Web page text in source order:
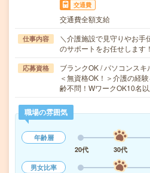
交通費
交通費全額支給
仕事内容
＼介護施設で見守りやお手
のサポートをお任せしま
応募資格
ブランクOK / パソコンス
＜無資格OK！＞介護の経
齢不問！WワークOK10名
職場の雰囲気
年齢層
20代
30代
男女比率